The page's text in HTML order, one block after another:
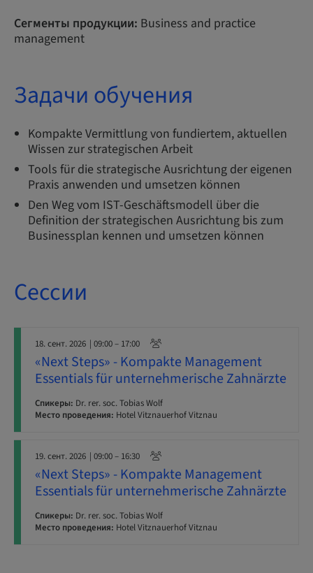
Сегменты продукции: Business and practice
management
Задачи обучения
Kompakte Vermittlung von fundiertem, aktuellen
Wissen zur strategischen Arbeit
Tools für die strategische Ausrichtung der eigenen
Praxis anwenden und umsetzen können
Den Weg vom IST-Geschäftsmodell über die
Definition der strategischen Ausrichtung bis zum
Businessplan kennen und umsetzen können
Сессии
18. сент. 2026 | 09:00 – 17:00
«Next Steps» - Kompakte Management
Essentials für unternehmerische Zahnärzte
Спикеры: Dr. rer. soc. Tobias Wolf
Место проведения: Hotel Vitznauerhof Vitznau
19. сент. 2026 | 09:00 – 16:30
«Next Steps» - Kompakte Management
Essentials für unternehmerische Zahnärzte
Спикеры: Dr. rer. soc. Tobias Wolf
Место проведения: Hotel Vitznauerhof Vitznau